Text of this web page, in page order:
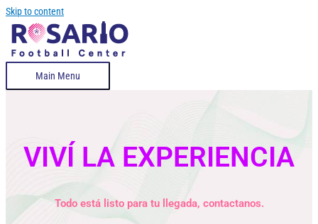
Skip to content
Main Menu
VIVÍ LA EXPERIENCIA
Todo está listo para tu llegada, contactanos.